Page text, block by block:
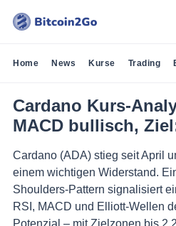
Home News Kurse Trading
Cardano Kurs-
MACD bullisch,
Cardano (ADA) stieg seit April
einem wichtigen Widerstand.
Shoulders-Pattern signalisiert
RSI, MACD und Elliott-Wellen
Potenzial – mit Zielzonen bis